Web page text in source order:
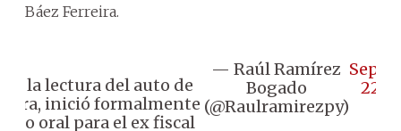
Báez Ferreira.
la lectura del auto de
inició formalmente
oral para el ex fiscal
— Raúl Ramírez
Bogado
(@Raulramirezpy)
22,